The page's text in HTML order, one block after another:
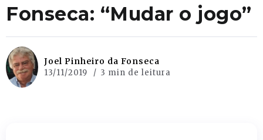
Fonseca: “Mudar o jogo”
Joel Pinheiro da Fonseca
13/11/2019 3 min de leitura